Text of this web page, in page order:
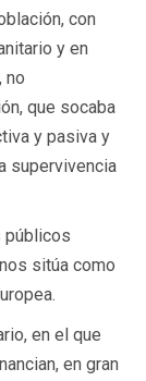
con
y en
no
que socaba
y pasiva y
supervivencia
públicos
sitúa como
en el que
en gran